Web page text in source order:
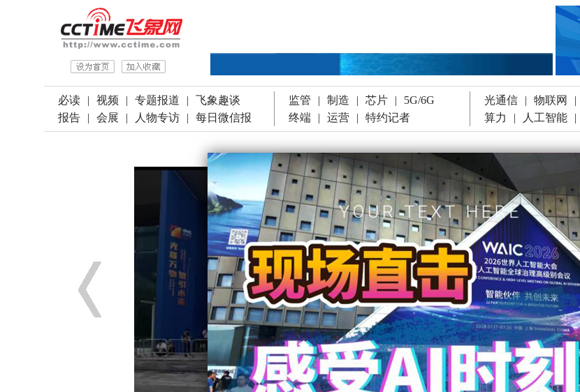
必读 | 视频 | 专题报道 |
飞象趣谈
报告
| 会展 | 人物专访 | 每日微信报
监管 | 制造 | 芯片 |
5G/6G
终端
| 运营 | 特约记者
光通信 | 物联网 |
算力
| 人工智能 |